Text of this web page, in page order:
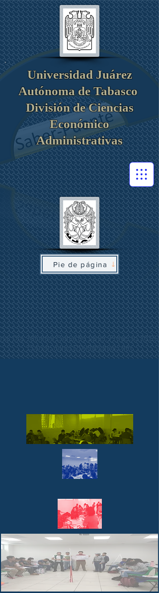
Universidad Juárez
Autónoma de Tabasco
División de Ciencias
Económico
Administrativas
Pie de página